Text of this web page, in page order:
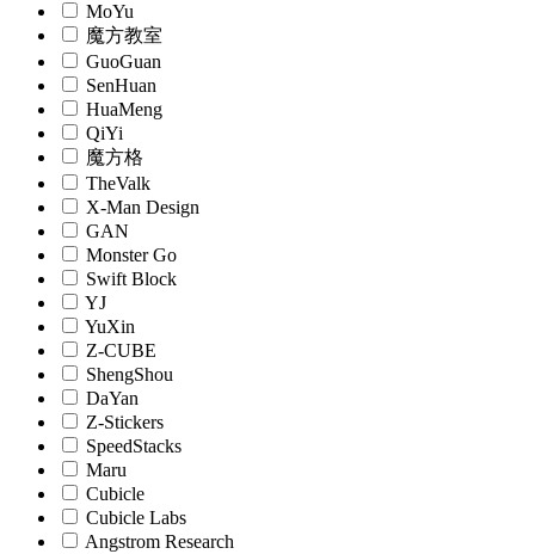
MoYu
魔方教室
GuoGuan
SenHuan
HuaMeng
QiYi
魔方格
TheValk
X-Man Design
GAN
Monster Go
Swift Block
YJ
YuXin
Z-CUBE
ShengShou
DaYan
Z-Stickers
SpeedStacks
Maru
Cubicle
Cubicle Labs
Angstrom Research